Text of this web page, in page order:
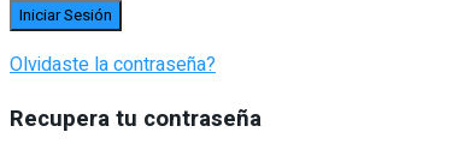
Olvidaste la contraseña?
Recupera tu contraseña